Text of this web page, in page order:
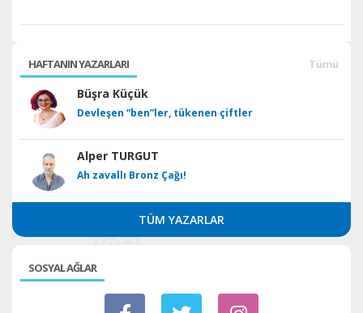
HAFTANIN YAZARLARI Tümü
Büşra Küçük
Devleşen “ben”ler, tükenen çiftler
Alper TURGUT
Ah zavallı Bronz Çağı!
TÜM YAZARLAR
SOSYAL AĞLAR